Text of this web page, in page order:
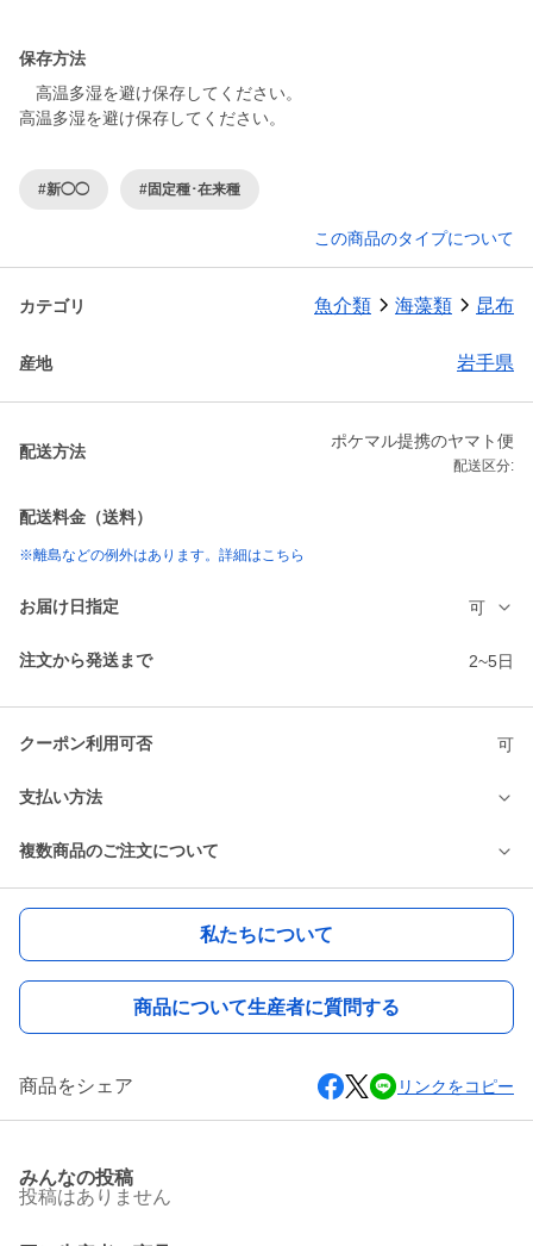
保存方法
高温多湿を避け保存してください。
高温多湿を避け保存してください。
#新◯◯ #固定種･在来種
この商品のタイプについて
カテゴリ 魚介類 海藻類 昆布
産地 岩手県
配送方法
ポケマル提携のヤマト便
配送区分:
配送料金（送料）
※離島などの例外はあります。詳細はこちら
お届け日指定 可
注文から発送まで 2~5日
クーポン利用可否 可
支払い方法
複数商品のご注文について
私たちについて
商品について生産者に質問する
商品をシェア リンクをコピー
みんなの投稿
投稿はありません